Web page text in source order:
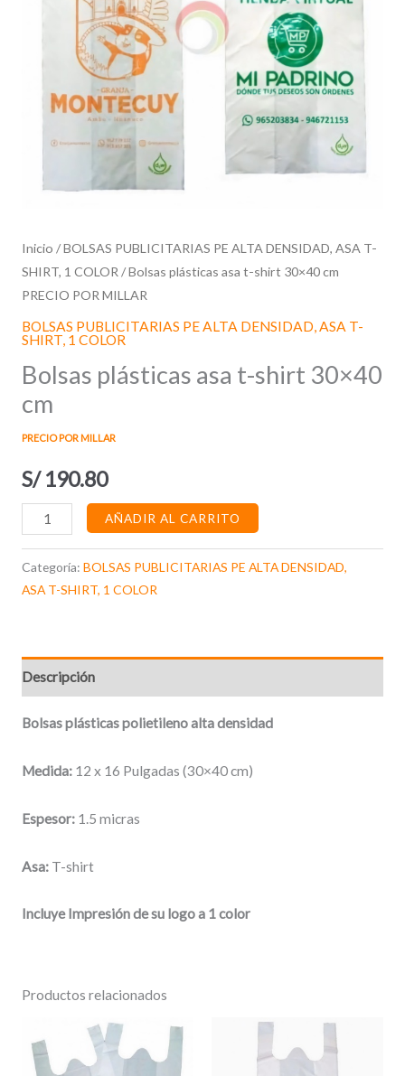
Inicio /BOLSAS PUBLICITARIAS PE ALTA DENSIDAD, ASA T-
SHIRT, 1 COLOR / Bolsas plásticas asa t-shirt 30×40 cm
PRECIO POR MILLAR
BOLSAS PUBLICITARIAS PE ALTA DENSIDAD, ASA T-
SHIRT, 1 COLOR
Bolsas plásticas asa t-shirt 30×40
cm
PRECIO POR MILLAR
S/190.80
POR
cantidad
AÑADIR AL CARRITO
Categoría: BOLSAS PUBLICITARIAS PE ALTA DENSIDAD,
ASA T-SHIRT, 1 COLOR
Descripción
Bolsas plásticas polietileno alta densidad
Medida:12 x 16 Pulgadas (30×40 cm)
Espesor:1.5 micras
Asa:T-shirt
Incluye Impresión de su logo a 1 color
Productos relacionados